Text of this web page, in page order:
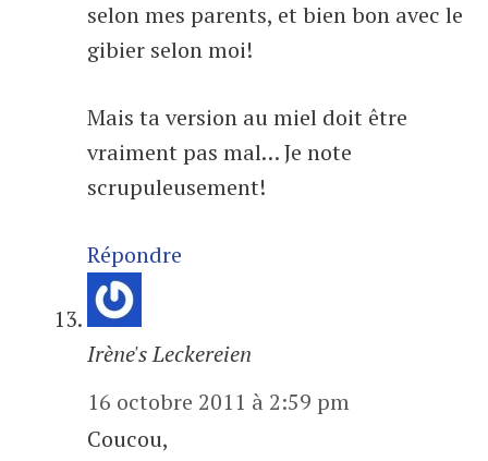
selon mes parents, et bien bon avec le
gibier selon moi!
Mais ta version au miel doit être
vraiment pas mal… Je note
scrupuleusement!
Répondre
Irène's Leckereien
16 octobre 2011 à 2:59 pm
Coucou,